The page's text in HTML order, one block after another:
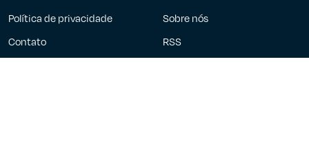
Política de privacidade
Sobre nós
Contato
RSS